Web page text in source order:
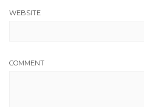
WEBSITE
COMMENT